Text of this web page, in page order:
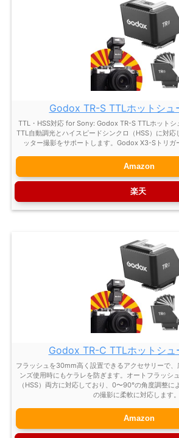
Godox TR-S TTLホットシュ
TTL・HSS対応 for Sony: Godox TR-S TTLホット
TTL自動調光とハイスピードシンクロ（HSS）に対応
ッター撮影をサポートします。Godox X3-Sトリガ
Amazon
楽天
Godox TR-C TTLホットシュ
フラッシュを30mm高く設置できるアクセサリーで
ンズ使用時にもケラレを防ぎます。オートフラッシ
（HSS）両方に対応しており、0〜90°の角度調整に
の撮影に柔軟に対応します。
Amazon